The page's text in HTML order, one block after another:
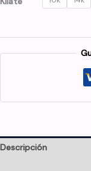
Descripción